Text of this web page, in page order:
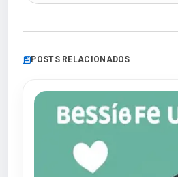
POSTS RELACIONADOS